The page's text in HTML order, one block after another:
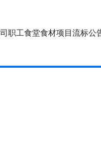
职工食堂食材项目流标公